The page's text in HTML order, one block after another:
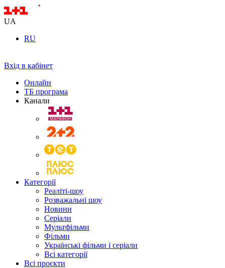
UA
RU
Вхід в кабінет
Онлайн
ТБ програма
Канали
Категорії
Реаліті-шоу
Розважальні шоу
Новини
Серіали
Мультфільми
Фільми
Українські фільми і серіали
Всі категорії
Всі проєкти